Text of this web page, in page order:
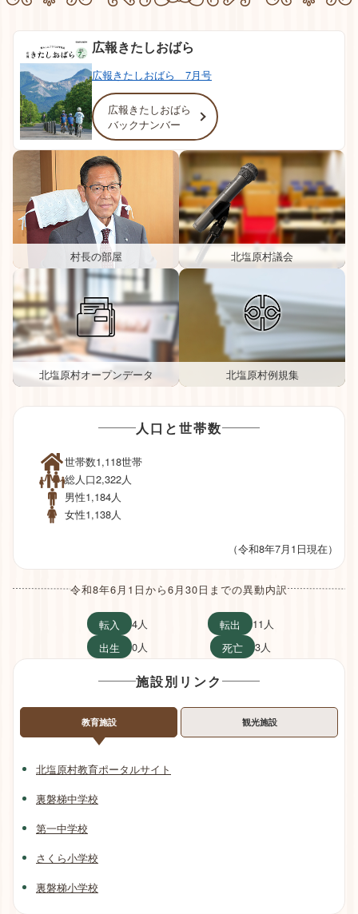
広報きたしおばら
広報きたしおばら 7月号
広報きたしおばら
バックナンバー
村長の部屋 北塩原村議会
北塩原村オープンデータ 北塩原村例規集
人口と世帯数
世帯数1,118世帯
総人口2,322人
男性1,184人
女性1,138人
（令和8年7月1日現在）
令和8年6月1日から6月30日までの異動内訳
転入 4人 転出
11人
出生
0人 死亡 3人
施設別リンク
教育施設 観光施設
北塩原村教育ポータルサイト
裏磐梯中学校
第一中学校
さくら小学校
裏磐梯小学校